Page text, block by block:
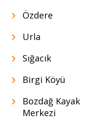
Özdere
Urla
Sığacık
Birgi Köyü
Bozdağ Kayak
Merkezi